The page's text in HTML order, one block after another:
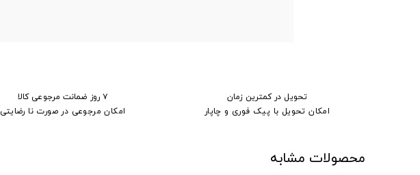
تحویل در کمترین زمان
امکان تحویل با پیک فوری و چاپار
۷ روز ضمانت مرجوعی کالا
امکان مرجوعی در صورت نا رضایتی
محصولات مشابه